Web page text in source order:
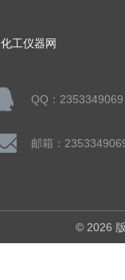
化工仪器网
QQ：2353349069
邮箱：
© 2026